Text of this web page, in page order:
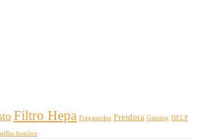
Filtro Hepa Fregasuelos Freidora Gaming HELP
hombre